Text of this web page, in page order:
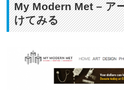
My Modern Met – ア
けてみる